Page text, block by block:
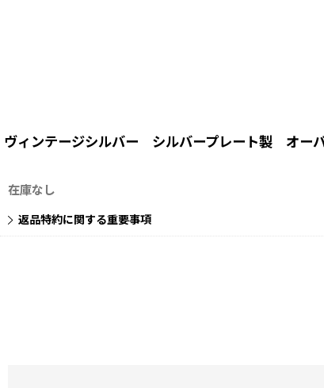
ヴィンテージシルバー シルバープレート製 オ
在庫なし
返品特約に関する重要事項